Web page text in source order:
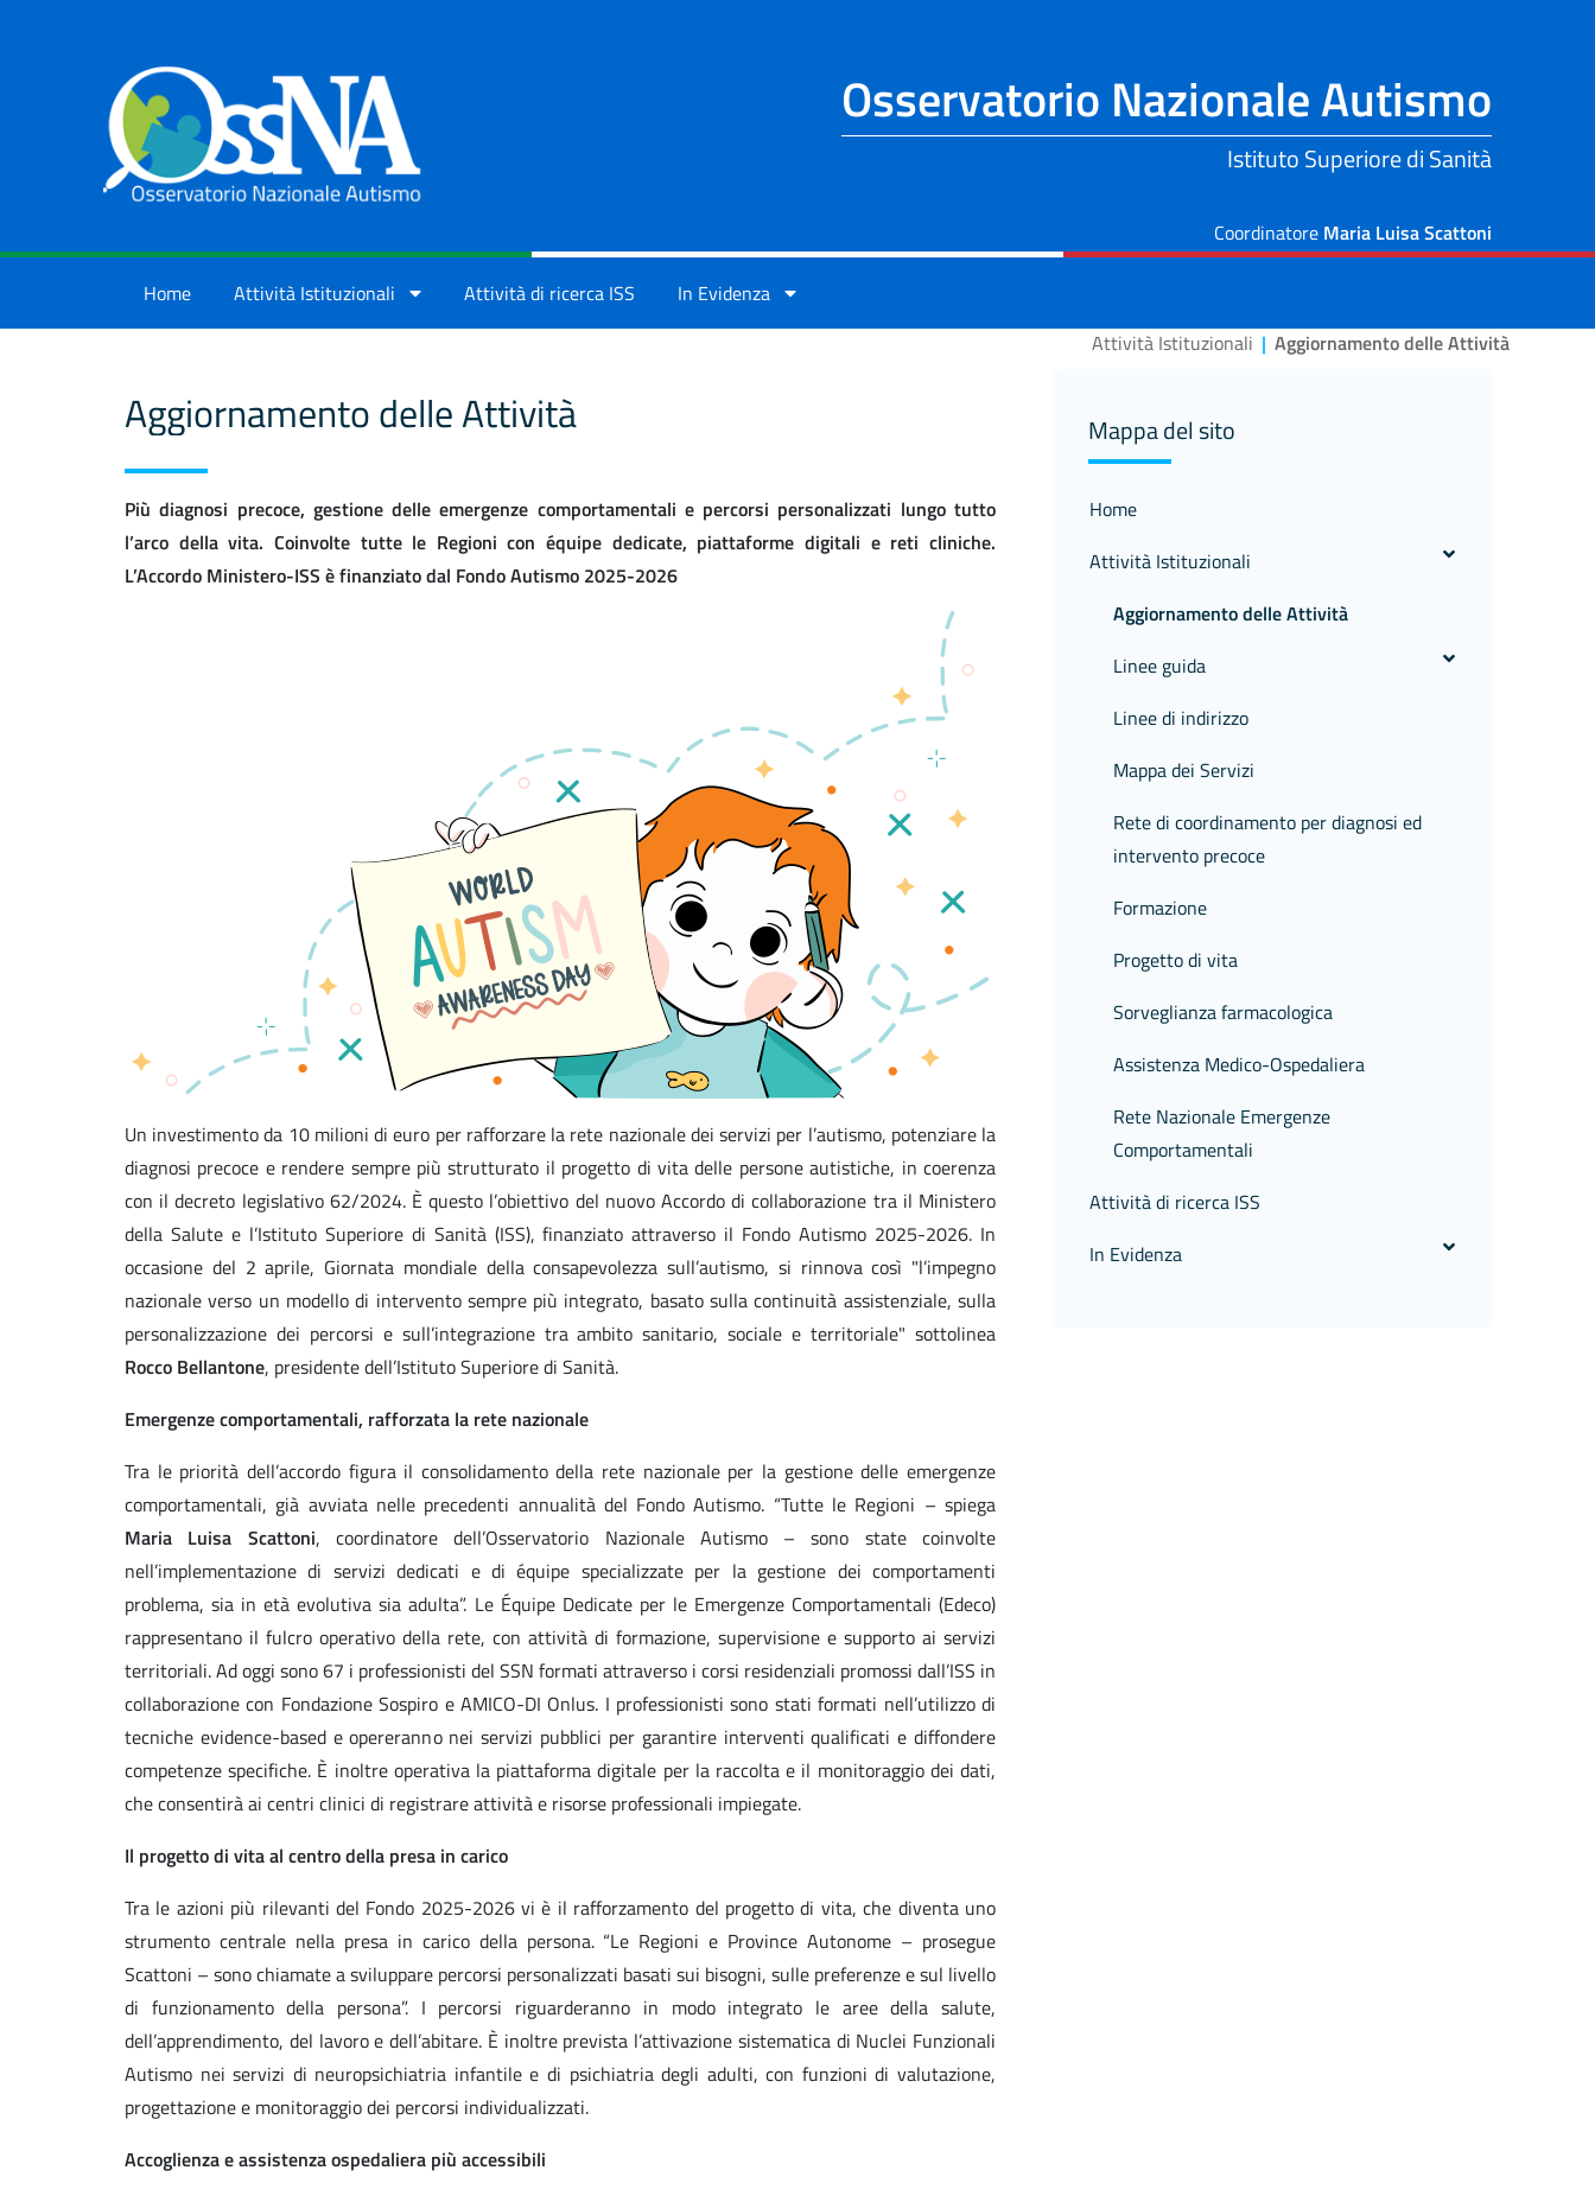
Osservatorio Nazionale Autismo
Istituto Superiore di Sanità
Coordinatore Maria Luisa Scattoni
Home Attività Istituzionali Attività di ricerca ISS
In Evidenza
Attività Istituzionali | Aggiornamento delle Attività
Aggiornamento delle Attività
Più diagnosi precoce, gestione delle emergenze comportamentali e percorsi personalizzati lungo tutto
l’arco della vita. Coinvolte tutte le Regioni con équipe dedicate, piattaforme digitali e reti cliniche.
L’Accordo Ministero-ISS è finanziato dal Fondo Autismo 2025-2026
Un investimento da 10 milioni di euro per rafforzare la rete nazionale dei servizi per l’autismo, potenziare la
diagnosi precoce e rendere sempre più strutturato il progetto di vita delle persone autistiche, in coerenza
con il decreto legislativo 62/2024. È questo l’obiettivo del nuovo Accordo di collaborazione tra il Ministero
della Salute e l’Istituto Superiore di Sanità (ISS), finanziato attraverso il Fondo Autismo 2025-2026. In
occasione del 2 aprile, Giornata mondiale della consapevolezza sull’autismo, si rinnova così "l’impegno
nazionale verso un modello di intervento sempre più integrato, basato sulla continuità assistenziale, sulla
personalizzazione dei percorsi e sull’integrazione tra ambito sanitario, sociale e territoriale" sottolinea
Rocco Bellantone, presidente dell’Istituto Superiore di Sanità.
Emergenze comportamentali, rafforzata la rete nazionale
Tra le priorità dell’accordo figura il consolidamento della rete nazionale per la gestione delle emergenze
comportamentali, già avviata nelle precedenti annualità del Fondo Autismo. “Tutte le Regioni – spiega
Maria Luisa Scattoni, coordinatore dell’Osservatorio Nazionale Autismo – sono state coinvolte
nell’implementazione di servizi dedicati e di équipe specializzate per la gestione dei comportamenti
problema, sia in età evolutiva sia adulta”. Le Équipe Dedicate per le Emergenze Comportamentali (Edeco)
rappresentano il fulcro operativo della rete, con attività di formazione, supervisione e supporto ai servizi
territoriali. Ad oggi sono 67 i professionisti del SSN formati attraverso i corsi residenziali promossi dall’ISS in
collaborazione con Fondazione Sospiro e AMICO-DI Onlus. I professionisti sono stati formati nell’utilizzo di
tecniche evidence-based e opereranno nei servizi pubblici per garantire interventi qualificati e diffondere
competenze specifiche. È inoltre operativa la piattaforma digitale per la raccolta e il monitoraggio dei dati,
che consentirà ai centri clinici di registrare attività e risorse professionali impiegate.
Il progetto di vita al centro della presa in carico
Tra le azioni più rilevanti del Fondo 2025-2026 vi è il rafforzamento del progetto di vita, che diventa uno
strumento centrale nella presa in carico della persona. “Le Regioni e Province Autonome – prosegue
Scattoni – sono chiamate a sviluppare percorsi personalizzati basati sui bisogni, sulle preferenze e sul livello
di funzionamento della persona”. I percorsi riguarderanno in modo integrato le aree della salute,
dell’apprendimento, del lavoro e dell’abitare. È inoltre prevista l’attivazione sistematica di Nuclei Funzionali
Autismo nei servizi di neuropsichiatria infantile e di psichiatria degli adulti, con funzioni di valutazione,
progettazione e monitoraggio dei percorsi individualizzati.
Accoglienza e assistenza ospedaliera più accessibili
Mappa del sito
Home
Attività Istituzionali
Aggiornamento delle Attività
Linee guida
Linee di indirizzo
Mappa dei Servizi
Rete di coordinamento per diagnosi ed
intervento precoce
Formazione
Progetto di vita
Sorveglianza farmacologica
Assistenza Medico-Ospedaliera
Rete Nazionale Emergenze
Comportamentali
Attività di ricerca ISS
In Evidenza